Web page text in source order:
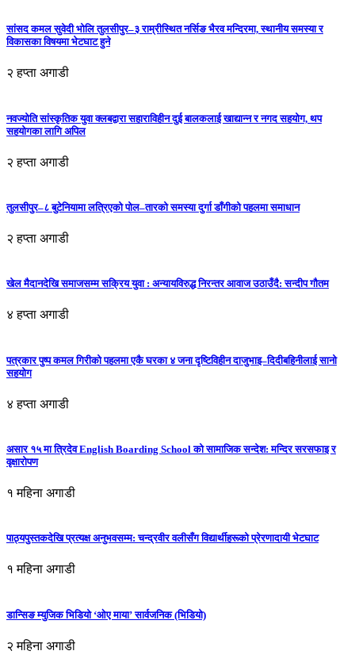
सांसद कमल सुवेदी भोलि तुलसीपुर–३ राम्रीस्थित नर्सिङ भैरव मन्दिरमा, स्थानीय समस्या र
विकासका विषयमा भेटघाट हुने
२ हप्ता अगाडी
नवज्योति सांस्कृतिक युवा क्लबद्वारा सहाराविहीन दुई बालकलाई खाद्यान्न र नगद सहयोग, थप
सहयोगका लागि अपिल
२ हप्ता अगाडी
तुलसीपुर–८ बुटेनियामा लत्रिएको पोल–तारको समस्या दुर्गा डाँगीको पहलमा समाधान
२ हप्ता अगाडी
खेल मैदानदेखि समाजसम्म सक्रिय युवा : अन्यायविरुद्ध निरन्तर आवाज उठाउँदै: सन्दीप गौतम
४ हप्ता अगाडी
पत्रकार पुष्प कमल गिरीको पहलमा एकै घरका ४ जना दृष्टिविहीन दाजुभाइ–दिदीबहिनीलाई सानो
सहयोग
४ हप्ता अगाडी
असार १५ मा त्रिदेव English Boarding School को सामाजिक सन्देश: मन्दिर सरसफाइ र
वृक्षारोपण
१ महिना अगाडी
पाठ्यपुस्तकदेखि प्रत्यक्ष अनुभवसम्म: चन्द्रवीर वलीसँग विद्यार्थीहरूको प्रेरणादायी भेटघाट
१ महिना अगाडी
डान्सिङ म्युजिक भिडियो ‘ओए माया’ सार्वजनिक (भिडियो)
२ महिना अगाडी